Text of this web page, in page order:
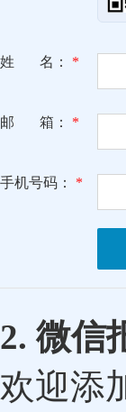
姓 名： *
邮 箱： *
手机号码： *
2. 微信
欢迎添